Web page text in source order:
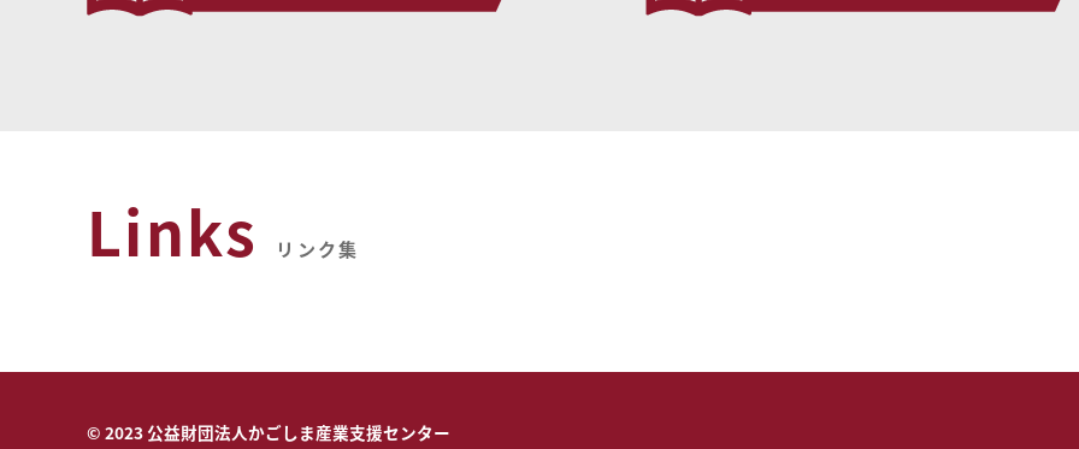
Links リンク集
© 2023 公益財団法人かごしま産業支援センター